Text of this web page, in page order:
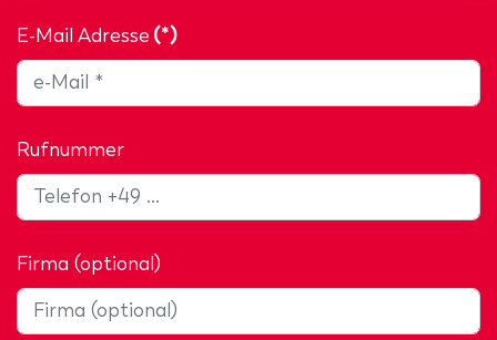
E-Mail Adresse (*)
Rufnummer
Firma (optional)